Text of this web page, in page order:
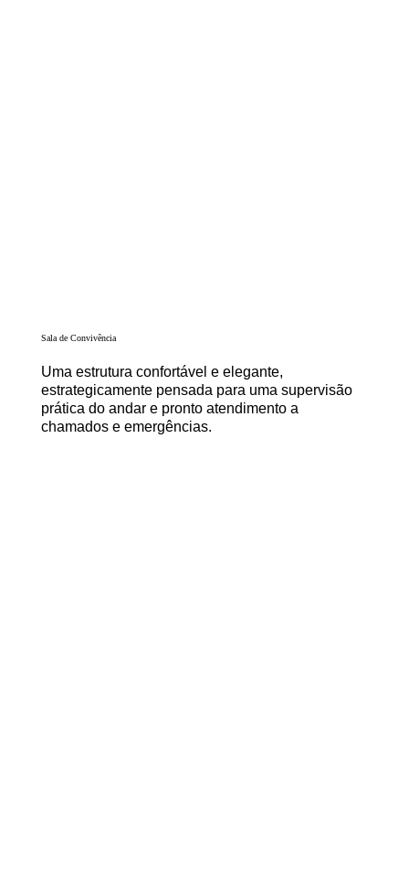
Sala de Convivência
Uma estrutura confortável e elegante,
estrategicamente pensada para uma supervisão
prática do andar e pronto atendimento a
chamados e emergências.